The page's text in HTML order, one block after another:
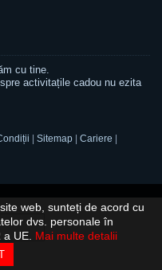
cu tine.
activitațile cadou nu ezita
Sitemap Cariere
web, sunteți de acord cu
dvs. personale în
UE. Mai multe detalii